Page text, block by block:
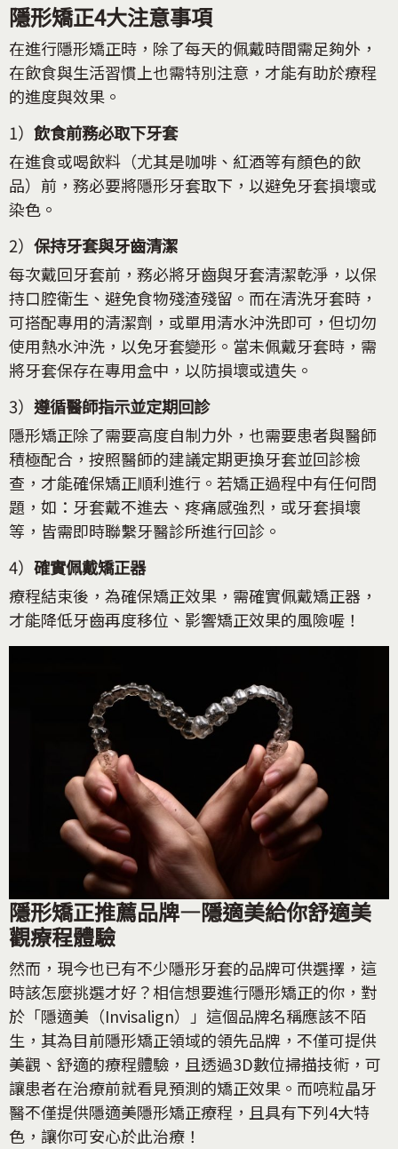
隱形矯正4大注意事項
在進行隱形矯正時，除了每天的佩戴時間需足夠外，
在飲食與生活習慣上也需特別注意，才能有助於療程
的進度與效果。
1） 飲食前務必取下牙套
在進食或喝飲料（尤其是咖啡、紅酒等有顏色的飲
品）前，務必要將隱形牙套取下，以避免牙套損壞或
染色。
2） 保持牙套與牙齒清潔
每次戴回牙套前，務必將牙齒與牙套清潔乾淨，以保
持口腔衛生、避免食物殘渣殘留。而在清洗牙套時，
可搭配專用的清潔劑，或單用清水沖洗即可，但切勿
使用熱水沖洗，以免牙套變形。當未佩戴牙套時，需
將牙套保存在專用盒中，以防損壞或遺失。
3） 遵循醫師指示並定期回診
隱形矯正除了需要高度自制力外，也需要患者與醫師
積極配合，按照醫師的建議定期更換牙套並回診檢
查，才能確保矯正順利進行。若矯正過程中有任何問
題，如：牙套戴不進去、疼痛感強烈，或牙套損壞
等，皆需即時聯繫牙醫診所進行回診。
4） 確實佩戴矯正器
療程結束後，為確保矯正效果，需確實佩戴矯正器，
才能降低牙齒再度移位、影響矯正效果的風險喔！
隱形矯正推薦品牌—隱適美給你舒適美
觀療程體驗
然而，現今也已有不少隱形牙套的品牌可供選擇，這
時該怎麼挑選才好？相信想要進行隱形矯正的你，對
於「隱適美（Invisalign）」這個品牌名稱應該不陌
生，其為目前隱形矯正領域的領先品牌，不僅可提供
美觀、舒適的療程體驗，且透過3D數位掃描技術，可
讓患者在治療前就看見預測的矯正效果。而喨粒晶牙
醫不僅提供隱適美隱形矯正療程，且具有下列4大特
色，讓你可安心於此治療！